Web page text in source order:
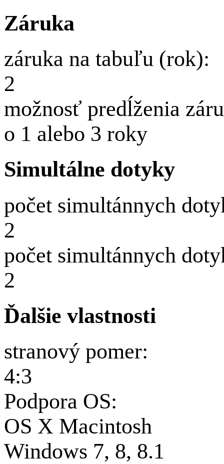
Záruka
záruka na tabuľu (rok):
2
možnosť predĺženia
o 1 alebo 3 roky
Simultálne dotyky
počet simultánnych
2
počet simultánnych
2
Ďalšie vlastnosti
stranový pomer:
4:3
Podpora OS:
OS X Macintosh
Windows 7, 8, 8.1